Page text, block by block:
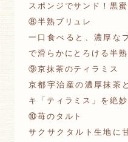
スポンジでサンド！黒
⑧半熟ブリュレ
一口食べると、濃厚な
で滑らかにとろける半
⑨京抹茶のティラミス
京都宇治産の濃厚抹茶
キ「ティラミス」を絶
⑩苺のタルト
サクサクタルト生地に